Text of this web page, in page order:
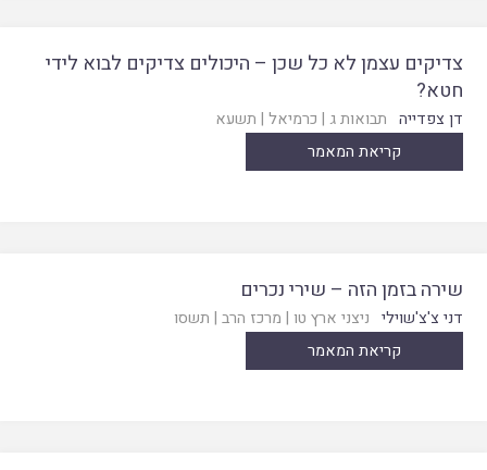
צדיקים עצמן לא כל שכן – היכולים צדיקים לבוא לידי
חטא?
דן צפדייה תבואות ג | כרמיאל | תשעא
קריאת המאמר
שירה בזמן הזה – שירי נכרים
דני צ'צ'שוילי ניצני ארץ טו | מרכז הרב | תשסו
קריאת המאמר